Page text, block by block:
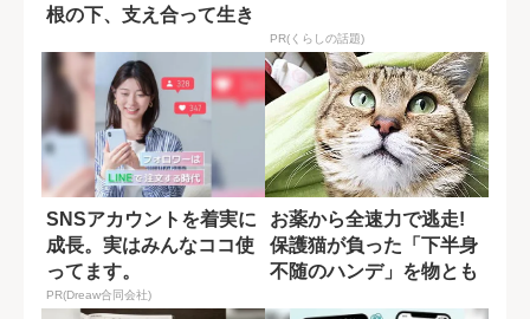
根の下、支え合って生き
PR(くらしの話題)
SNSアカウントを着実に
成長。実はみんなココ使
ってます。
PR(Dreaw合同会社)
お薬から全速力で逃走!
保護猫が負った「下半身
不随のハンデ」を物とも